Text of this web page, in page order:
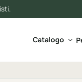
Catalogo